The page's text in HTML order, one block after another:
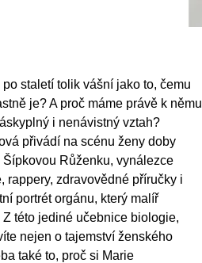
staletí tolik vášní jako to, čemu
je? A proč máme právě k němu
i nenávistný vztah?
přivádí na scénu ženy doby
Růženku, vynálezce
rappery, zdravovědné příručky i
portrét orgánu, který malíř
této jediné učebnice biologie,
nejen o tajemství ženského
také to, proč si Marie